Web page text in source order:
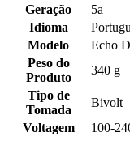
Geração
5a
Idioma
Modelo
Echo
Peso do
Produto
340 g
Tipo de
Tomada
Bivolt
Voltagem
100-